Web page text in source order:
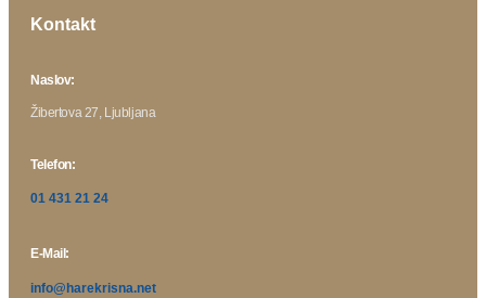
Kontakt
Naslov:
Žibertova 27, Ljubljana
Telefon:
01 431 21 24
E-Mail:
info@harekrisna.net